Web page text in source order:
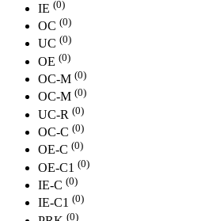
IE (0)
OC (0)
UC (0)
ОE (0)
ОС-M (0)
OC-М (0)
UC-R (0)
OC-С (0)
OE-С (0)
OE-С1 (0)
IE-С (0)
IE-С1 (0)
(0)